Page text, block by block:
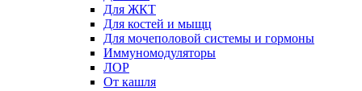
Для ЖКТ
Для костей и мыщц
Для мочеполовой системы и гормоны
Иммуномодуляторы
ЛОР
От кашля